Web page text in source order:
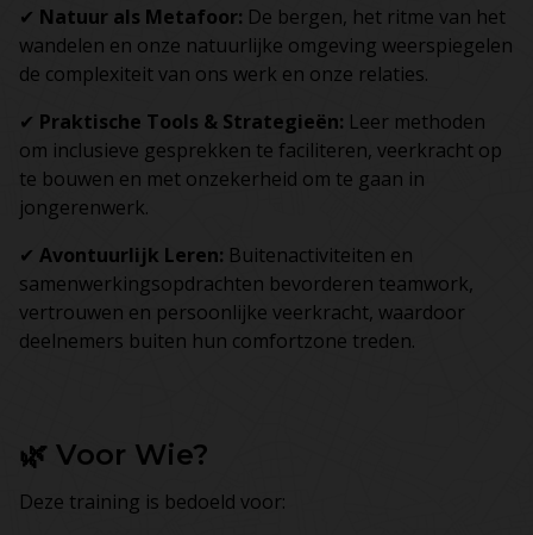
✔ Natuur als Metafoor: De bergen, het ritme van het
wandelen en onze natuurlijke omgeving weerspiegelen
de complexiteit van ons werk en onze relaties.
✔ Praktische Tools & Strategieën: Leer methoden
om inclusieve gesprekken te faciliteren, veerkracht op
te bouwen en met onzekerheid om te gaan in
jongerenwerk.
✔ Avontuurlijk Leren: Buitenactiviteiten en
samenwerkingsopdrachten bevorderen teamwork,
vertrouwen en persoonlijke veerkracht, waardoor
deelnemers buiten hun comfortzone treden.
🌿 Voor Wie?
Deze training is bedoeld voor: